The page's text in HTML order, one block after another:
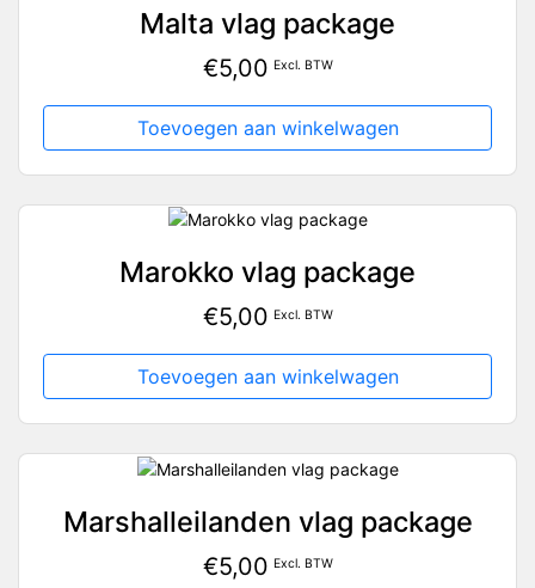
Malta vlag package
€5,00 Excl. BTW
Toevoegen aan winkelwagen
Marokko vlag package
€5,00 Excl. BTW
Toevoegen aan winkelwagen
Marshalleilanden vlag package
€5,00 Excl. BTW